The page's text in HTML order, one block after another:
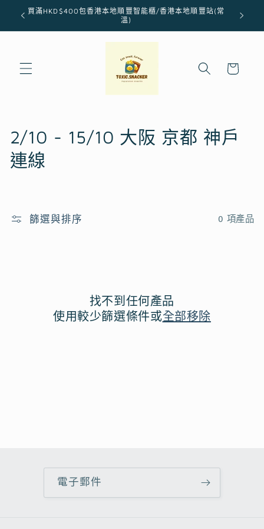
跳至內
容
買滿HKD$400包香港本地順豐智能櫃/香港本地順豐站(常
溫)
物
商
品
:
2/10 - 15/10 大阪 京都 神戶
連線
篩選與排序 0 項產品
找不到任何產品
使用較少篩選條件或全部移除
電子郵件